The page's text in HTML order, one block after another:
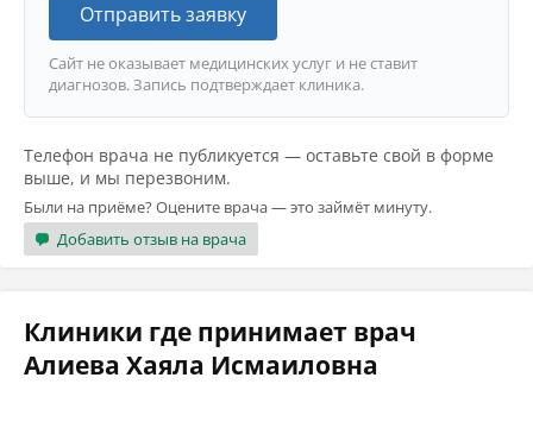
Отправить заявку
Сайт не оказывает медицинских услуг и не ставит
диагнозов. Запись подтверждает клиника.
Телефон врача не публикуется — оставьте свой в форме
выше, и мы перезвоним.
Были на приёме? Оцените врача — это займёт минуту.
Добавить отзыв на врача
Клиники где принимает врач
Алиева Хаяла Исмаиловна